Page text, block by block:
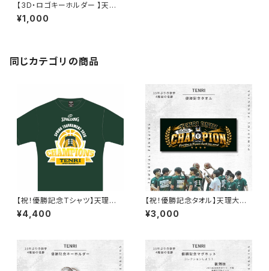
【3D・ロゴキーホルダー 】天理
大学男子バスケ部
¥1,000
同じカテゴリの商品
【祝！優勝記念Tシャツ】天理大
学男子バスケットボール部
¥4,400
【祝！優勝記念タオル】天理大学
男子バスケットボール部
¥3,000